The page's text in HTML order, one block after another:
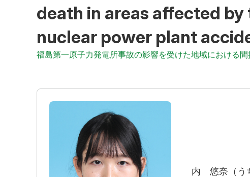
death in areas affected
nuclear power plant
福島第一原子力発電所事故の影響を受けた地域における
内 悠奈（う